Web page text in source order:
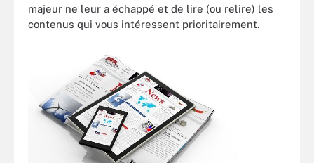
majeur ne leur a échappé et de lire (ou relire) les
contenus qui vous intéressent prioritairement.